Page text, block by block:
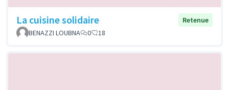
La cuisine solidaire
Retenue
BENAZZI LOUBNA
0 18